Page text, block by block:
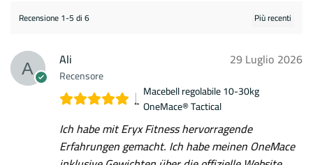
Recensione 1-5 di 6
Ali
Recensore
29 Luglio 2026
Macebell regolabile 10-30kg
OneMace® Tactical
Ich habe mit Eryx Fitness hervorragende
Erfahrungen gemacht. Ich habe meinen OneMace